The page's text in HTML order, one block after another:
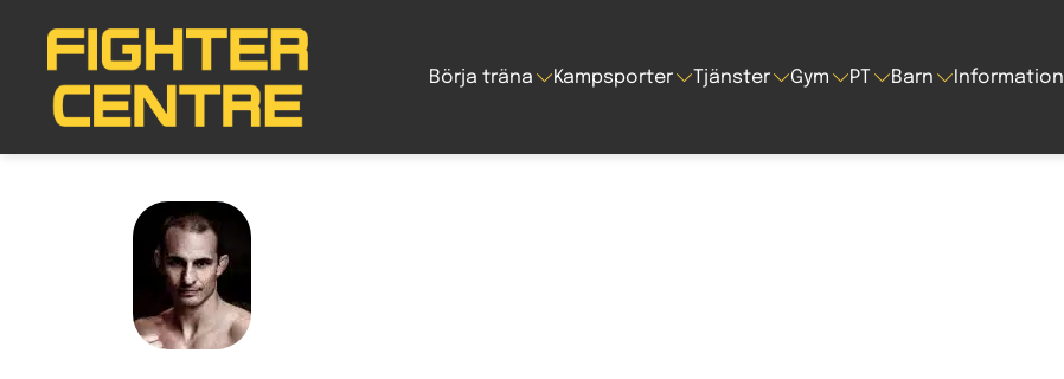
till
Börja träna Kampsporter Tjänster Gym PT Barn Information